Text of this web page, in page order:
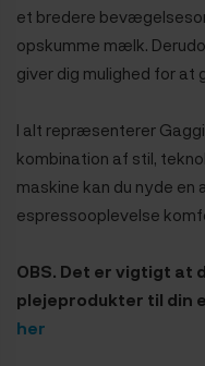
et bredere
opskumme mælk.
giver dig mulighed for at
I alt repræsenterer
kombination af stil,
maskine kan du nyde en
espressooplevelse
OBS. Det er vigtigt at
plejeprodukter til din
her